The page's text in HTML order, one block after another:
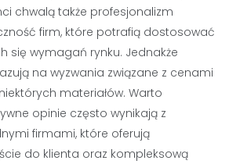
chwalą także profesjonalizm
firm, które potrafią dostosować
się wymagań rynku. Jednakże
na wyzwania związane z cenami
materiałów. Warto
opinie często wynikają z
firmami, które oferują
do klienta oraz kompleksową